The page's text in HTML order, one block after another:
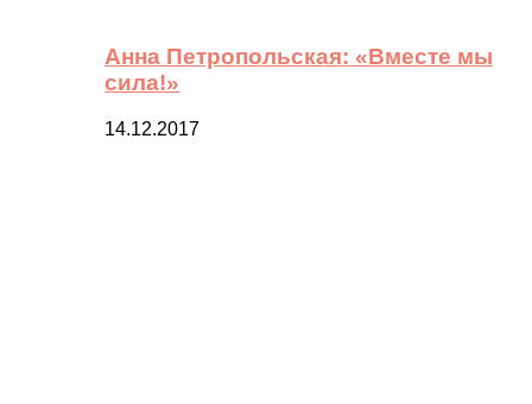
Анна Петропольская: «Вместе мы
сила!»
14.12.2017